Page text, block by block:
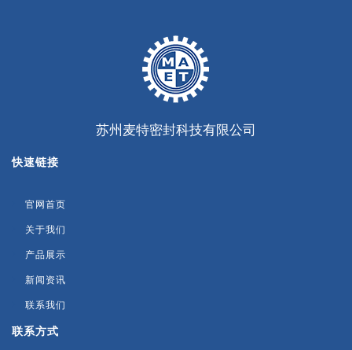
苏州麦特密封科技有限公司
快速链接
官网首页
关于我们
产品展示
新闻资讯
联系我们
联系方式